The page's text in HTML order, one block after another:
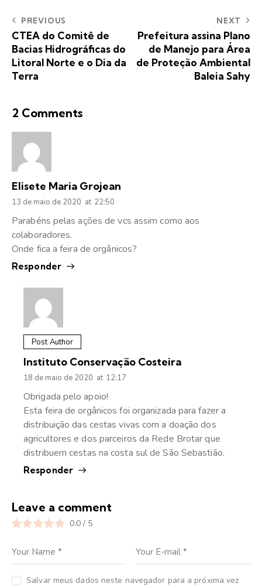
PREVIOUS
CTEA do Comitê de
Bacias Hidrográficas do
Litoral Norte e o Dia da
Terra
NEXT
Prefeitura assina Plano
de Manejo para Área
de Proteção Ambiental
Baleia Sahy
2 Comments
Elisete Maria Grojean
13 de maio de 2020 at 22:50
Parabéns pelas ações de vcs assim como aos
colaboradores.
Onde fica a feira de orgânicos?
Responder
Post Author
Instituto Conservação Costeira
18 de maio de 2020 at 12:17
Obrigada pelo apoio!
Esta feira de orgânicos foi organizada para fazer a
distribuição das cestas vivas com a doação dos
agricultores e dos parceiros da Rede Brotar que
distribuem cestas na costa sul de São Sebastião.
Responder
Leave a comment
0.0 / 5
Salvar meus dados neste navegador para a próxima vez